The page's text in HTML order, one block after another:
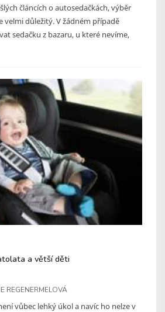
článcích o autosedačkách, výběr
velmi důležitý. V žádném případě
sedačku z bazaru, u které nevíme,
a větší děti
REGENERMELOVÁ
vůbec lehký úkol a navíc ho nelze v